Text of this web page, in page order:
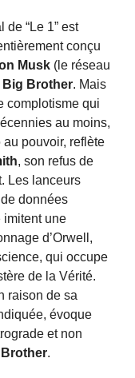
de “Le 1” est
conçu
Musk (le réseau
Big Brother. Mais
complotisme qui
au moins,
pouvoir, reflète
, son refus de
Les lanceurs
données
imitent une
d’Orwell,
qui occupe
de la Vérité.
raison de sa
évoque
et non
Brother.